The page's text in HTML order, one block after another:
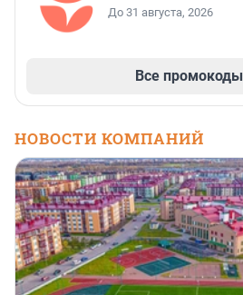
До 31 августа, 2026
Все промокоды
НОВОСТИ КОМПАНИЙ